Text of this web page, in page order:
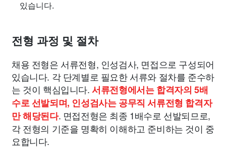
있습니다.
전형 과정 및 절차
채용 전형은 서류전형, 인성검사, 면접으로 구성되어
있습니다. 각 단계별로 필요한 서류와 절차를 준수하
는 것이 핵심입니다.서류전형에서는 합격자의 5배
수로 선발되며, 인성검사는 공무직 서류전형 합격자
만 해당된다. 면접전형은 최종 1배수로 선발되므로,
각 전형의 기준을 명확히 이해하고 준비하는 것이 중
요합니다.